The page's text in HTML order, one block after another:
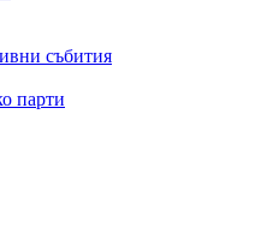
събития
парти